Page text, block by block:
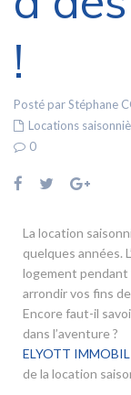
!
Posté par Stéphane
Locations
0
La location
quelques années.
logement pendant
arrondir vos fins
Encore faut-il
dans l’aventure ?
ELYOTT
de la location